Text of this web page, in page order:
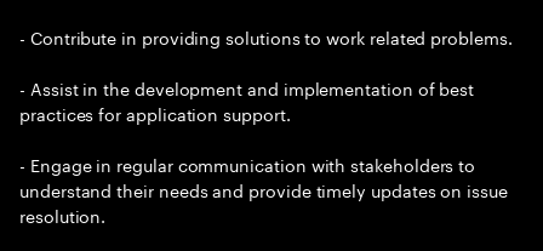
- Contribute in providing solutions to work related problems.
- Assist in the development and implementation of best
practices for application support.
- Engage in regular communication with stakeholders to
understand their needs and provide timely updates on issue
resolution.